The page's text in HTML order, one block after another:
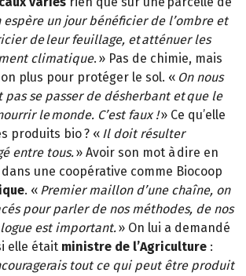
espère un jour bénéficier de l’ombre et
de leur feuillage, et atténuer les
climatique. » Pas de chimie, mais
plus pour protéger le sol. « On nous
pas se passer de désherbant et que le
le monde. C’est faux !» Ce qu’elle
produits bio ? « Il doit résulter
entre tous.» Avoir son mot à dire en
une coopérative comme Biocoop
. « Premier maillon d’une chaîne, on
pour parler de nos méthodes, de nos
est important.» On lui a demandé
elle était ministre de l’Agriculture :
tout ce qui peut être produit